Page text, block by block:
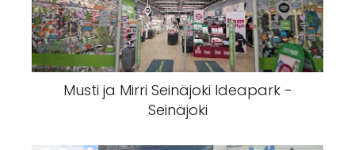
Musti ja Mirri Seinäjoki Ideapark -
Seinäjoki